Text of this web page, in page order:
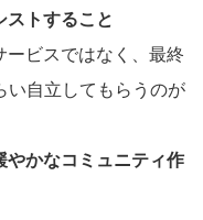
トすること
ビスではなく、最終
い自立してもらうのが
かなコミュニティ作